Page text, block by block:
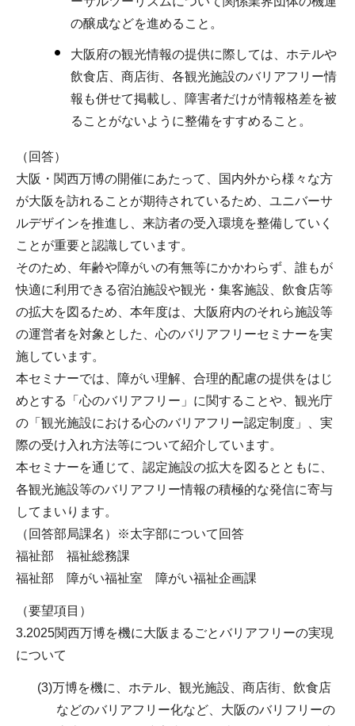
の醸成などを進めること。
大阪府の観光情報の提供に際しては、ホテルや
飲食店、商店街、各観光施設のバリアフリー情
報も併せて掲載し、障害者だけが情報格差を被
ることがないように整備をすすめること。
（回答）
大阪・関西万博の開催にあたって、国内外から様々な方
が大阪を訪れることが期待されているため、ユニバーサ
ルデザインを推進し、来訪者の受入環境を整備していく
ことが重要と認識しています。
そのため、年齢や障がいの有無等にかかわらず、誰もが
快適に利用できる宿泊施設や観光・集客施設、飲食店等
の拡大を図るため、本年度は、大阪府内のそれら施設等
の運営者を対象とした、心のバリアフリーセミナーを実
施しています。
本セミナーでは、障がい理解、合理的配慮の提供をはじ
めとする「心のバリアフリー」に関することや、観光庁
の「観光施設における心のバリアフリー認定制度」、実
際の受け入れ方法等について紹介しています。
本セミナーを通じて、認定施設の拡大を図るとともに、
各観光施設等のバリアフリー情報の積極的な発信に寄与
してまいります。
（回答部局課名）※太字部について回答
福祉部 福祉総務課
福祉部 障がい福祉室 障がい福祉企画課
（要望項目）
3.2025関西万博を機に大阪まるごとバリアフリーの実現
について
(3)万博を機に、ホテル、観光施設、商店街、飲食店
などのバリアフリー化など、大阪のバリフリーの